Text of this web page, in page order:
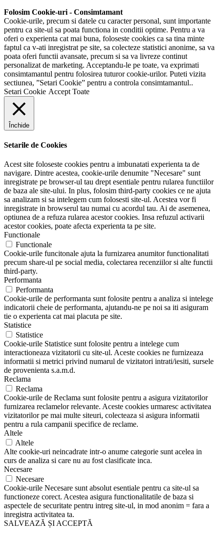
Folosim Cookie-uri - Consimtamant
Cookie-urile, precum si datele cu caracter personal, sunt importante
pentru ca site-ul sa poata functiona in conditii optime. Pentru a va
oferi o experienta cat mai buna, foloseste cookies ca sa tina minte
faptul ca v-ati inregistrat pe site, sa colecteze statistici anonime, sa va
poata oferi functii avansate, precum si sa va livreze continut
personalizat de marketing. Acceptandu-le pe toate, va exprimati
consimtamantul pentru folosirea tuturor cookie-urilor. Puteti vizita
sectiunea, ”Setari Cookie” pentru a controla consimtamantul..
Setari Cookie Accept Toate
Închide
Setarile de Cookies
Acest site foloseste cookies pentru a imbunatati experienta ta de
navigare. Dintre acestea, cookie-urile denumite "Necesare" sunt
inregistrate pe browser-ul tau drept esentiale pentru rularea functiilor
de baza ale site-ului. In plus, folosim third-party cookies ce ne ajuta
sa analizam si sa intelegem cum folosesti site-ul. Acestea vor fi
inregistrate in browserul tau numai cu acordul tau. Ai de asemenea,
optiunea de a refuza rularea acestor cookies. Insa refuzul activarii
acestor cookies, poate afecta experienta ta pe site.
Functionale
Functionale
Cookie-urile funcitonale ajuta la furnizarea anumitor functionalitati
precum share-ul pe social media, colectarea recenziilor si alte functii
third-party.
Performanta
Performanta
Cookie-urile de performanta sunt folosite pentru a analiza si intelege
indicatorii cheie de performanta, ajutandu-ne pe noi sa iti asiguram
tie o experienta cat mai placuta pe site.
Statistice
Statistice
Cookie-urile Statistice sunt folosite pentru a intelege cum
interactioneaza vizitatorii cu site-ul. Aceste cookies ne furnizeaza
informatii si metrici privind numarul de vizitatori intrati/iesiti, sursele
de provenienta s.a.m.d.
Reclama
Reclama
Cookie-urile de Reclama sunt folosite pentru a asigura vizitatorilor
furnizarea reclamelor relevante. Aceste cookies urmaresc activitatea
vizitatorilor pe mai multe siteuri, colecteaza si asigura informatii
pentru a rula campanii specifice de reclame.
Altele
Altele
Alte cookie-uri neincadrate intr-o anume categorie sunt acelea in
curs de analiza si care nu au fost clasificate inca.
Necesare
Necesare
Cookie-urile Necesare sunt absolut esentiale pentru ca site-ul sa
functioneze corect. Acestea asigura functionalitatile de baza si
aspectele de securitate pentru intreg site-ul, in mod anonim = fara a
inregistra activitatea ta.
SALVEAZĂ ȘI ACCEPTĂ